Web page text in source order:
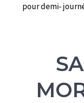
pour demi-